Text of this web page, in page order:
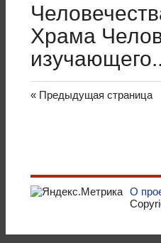
Храма
« Предыдущая страница
О